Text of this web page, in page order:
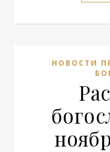
НОВОСТИ